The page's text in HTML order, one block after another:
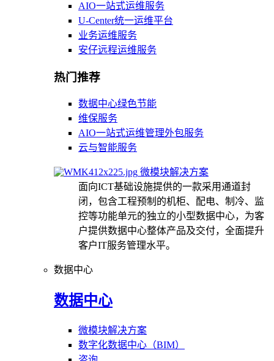
AIO一站式运维服务
U-Center统一运维平台
业务运维服务
安仔远程运维服务
热门推荐
数据中心绿色节能
维保服务
AIO一站式运维管理外包服务
云与智能服务
微模块解决方案
面向ICT基础设施提供的一款采用通道封
闭，包含工程预制的机柜、配电、制冷、监
控等功能单元的独立的小型数据中心，为客
户提供数据中心整体产品及交付，全面提升
客户IT服务管理水平。
数据中心
数据中心
微模块解决方案
数字化数据中心（BIM）